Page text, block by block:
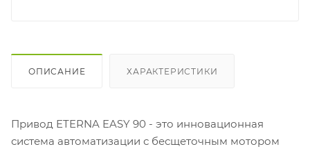
ОПИСАНИЕ ХАРАКТЕРИСТИКИ
Привод ETERNA EASY 90 - это инновационная
система автоматизации с бесщеточным мотором